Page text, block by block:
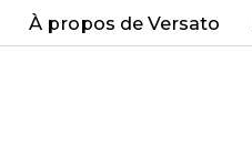
À propos de Versato